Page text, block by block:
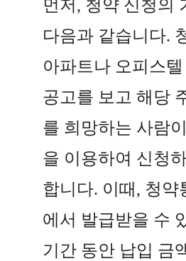
먼저, 청약 신청의
다음과 같습니다.
아파트나 오피스
공고를 보고 해당
를 희망하는 사람
을 이용하여 신청
합니다. 이때, 청약
에서 발급받을 수
기간 동안 납입 금